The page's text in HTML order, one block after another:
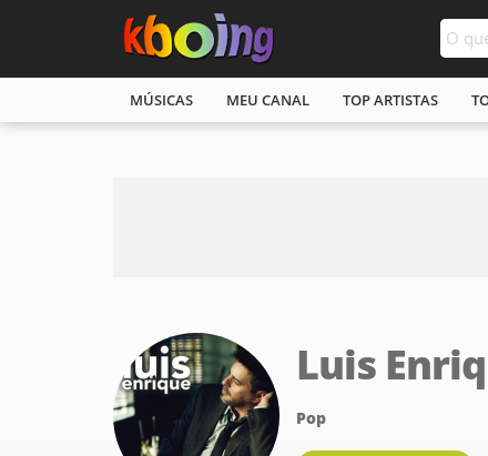
MÚSICAS MEU CANAL TOP ARTISTAS
Luis
Pop